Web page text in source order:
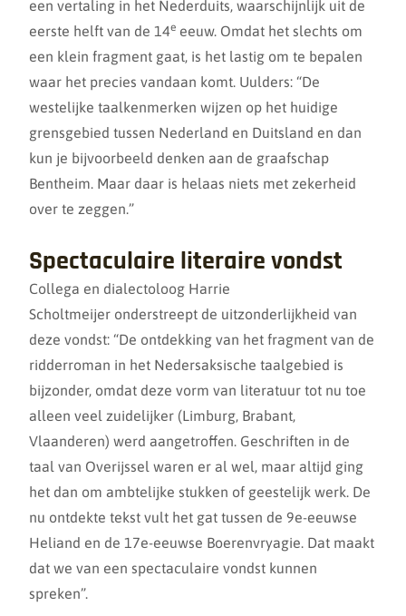
een vertaling in het Nederduits, waarschijnlijk uit de
eerste helft van de 14e eeuw. Omdat het slechts om
een klein fragment gaat, is het lastig om te bepalen
waar het precies vandaan komt. Uulders: “De
westelijke taalkenmerken wijzen op het huidige
grensgebied tussen Nederland en Duitsland en dan
kun je bijvoorbeeld denken aan de graafschap
Bentheim. Maar daar is helaas niets met zekerheid
over te zeggen.”
Spectaculaire literaire vondst
Collega en dialectoloog Harrie
Scholtmeijer onderstreept de uitzonderlijkheid van
deze vondst: “De ontdekking van het fragment van de
ridderroman in het Nedersaksische taalgebied is
bijzonder, omdat deze vorm van literatuur tot nu toe
alleen veel zuidelijker (Limburg, Brabant,
Vlaanderen) werd aangetroffen. Geschriften in de
taal van Overijssel waren er al wel, maar altijd ging
het dan om ambtelijke stukken of geestelijk werk. De
nu ontdekte tekst vult het gat tussen de 9e-eeuwse
Heliand en de 17e-eeuwse Boerenvryagie. Dat maakt
dat we van een spectaculaire vondst kunnen
spreken”.